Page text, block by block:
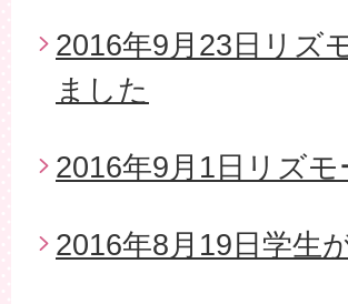
2016年9月23日リズ
ました
2016年9月1日リズ
2016年8月19日学生